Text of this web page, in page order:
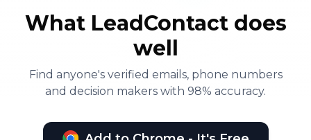
What LeadContact does
well
Find anyone's verified emails, phone numbers
and decision makers with 98% accuracy.